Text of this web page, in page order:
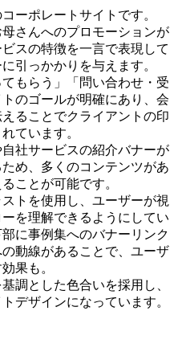
ーポレートサイトです。
さんへのプロモーションが
スの特徴を一言で表現して
引っかかりを与えます。
てもらう」「問い合わせ・受
のゴールが明確にあり、会
ることでクライアントの印
ています。
社サービスの紹介バナーが
め、多くのコンテンツがあ
ことが可能です。
トを使用し、ユーザーが視
を理解できるようにしてい
に事例集へのバナーリンク
動線があることで、ユーザ
果も。
調とした色合いを採用し、
デザインになっています。